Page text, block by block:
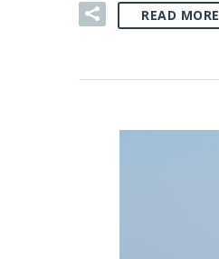
READ MORE